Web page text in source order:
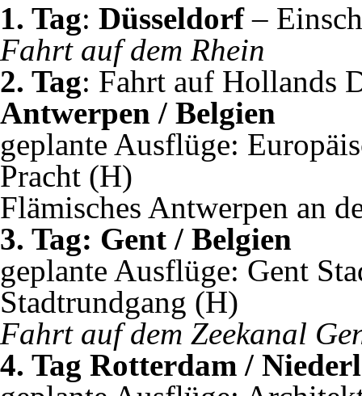
1. Tag: Düsseldorf–
Fahrt auf dem Rhein
2. Tag: Fahrt auf Hollands
Antwerpen / Belgien
geplante Ausflüge:
Pracht (H)
Flämisches Antwerpen an
3. Tag: Gent / Belgien
geplante Ausflüge: Gent
Stadtrundgang (H)
Fahrt auf dem Zeekanal
4. Tag Rotterdam /